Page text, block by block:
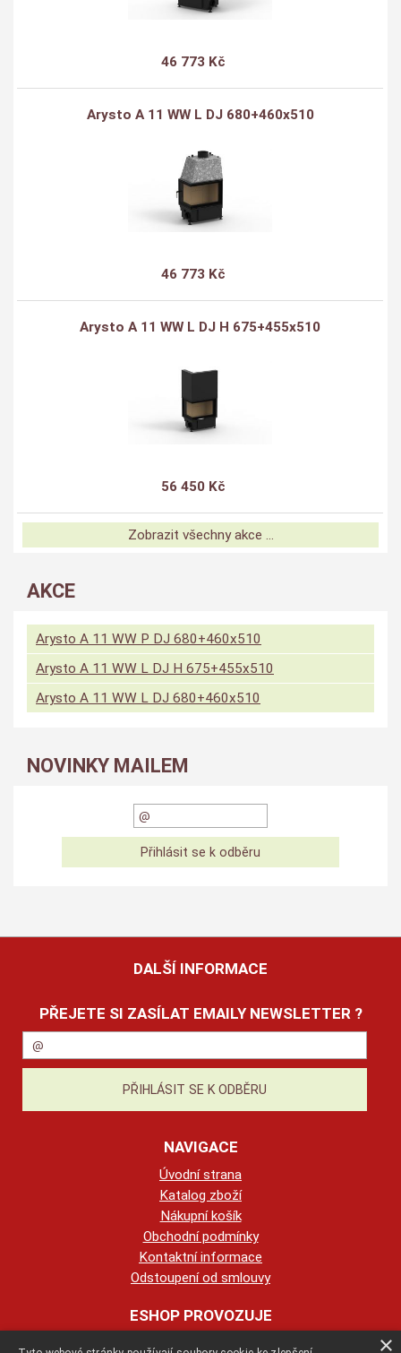
46 773 Kč
Arysto A 11 WW L DJ 680+460x510
46 773 Kč
Arysto A 11 WW L DJ H 675+455x510
56 450 Kč
Zobrazit všechny akce ...
AKCE
Arysto A 11 WW P DJ 680+460x510
Arysto A 11 WW L DJ H 675+455x510
Arysto A 11 WW L DJ 680+460x510
NOVINKY MAILEM
DALŠÍ INFORMACE
PŘEJETE SI ZASÍLAT EMAILY NEWSLETTER ?
NAVIGACE
Úvodní strana
Katalog zboží
Nákupní košík
Obchodní podmínky
Kontaktní informace
Odstoupení od smlouvy
ESHOP PROVOZUJE
×